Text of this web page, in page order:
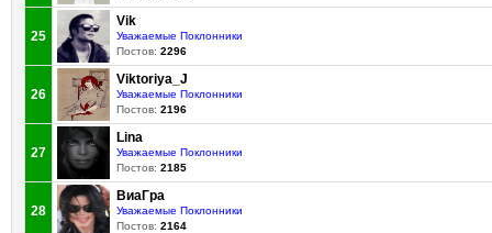
25
Vik
Уважаемые Поклонники
Постов: 2296
26
Viktoriya_J
Уважаемые Поклонники
Постов: 2196
27
Lina
Уважаемые Поклонники
Постов: 2185
28
ВиаГра
Уважаемые Поклонники
Постов: 2164